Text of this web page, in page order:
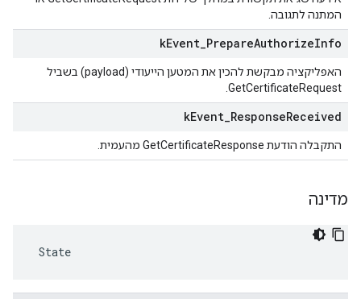
המתנה לתגובה.
kEvent PrepareAuthorizeInfo
האפליקציה מבקשת להכין את המטען הייעודי (payload) בשביל
GetCertificateRequest.
kEvent ResponseReceived
התקבלה הודעת GetCertificateResponse מהעמית.
מדינה
State